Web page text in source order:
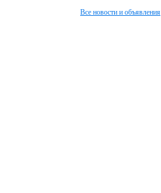
Все новости и объявления